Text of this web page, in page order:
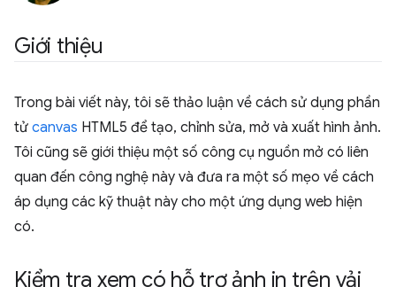
Giới thiệu
Trong bài viết này, tôi sẽ thảo luận về cách sử dụng phần
tử canvas HTML5 để tạo, chỉnh sửa, mở và xuất hình ảnh.
Tôi cũng sẽ giới thiệu một số công cụ nguồn mở có liên
quan đến công nghệ này và đưa ra một số mẹo về cách
áp dụng các kỹ thuật này cho một ứng dụng web hiện
có.
Kiểm tra xem có hỗ trợ ảnh in trên vải